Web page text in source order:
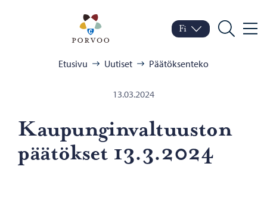
Porvoo – Siirry
Vaihda kieltä
Nykyinen kieli: Suomi
Fi
Hae
Etusivu Uutiset Päätöksenteko
13.03.2024
Kau­pun­gin­val­tuus­ton
pää­tök­set 13.3.2024